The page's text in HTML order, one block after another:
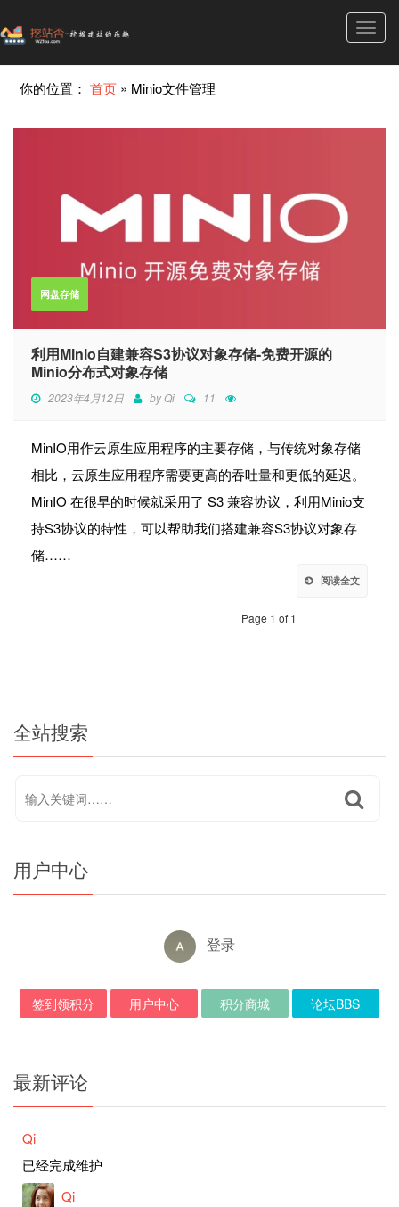
你的位置：首页 » Minio文件管理
网盘存储
利用Minio自建兼容S3协议对象存储-免费开源的
Minio分布式对象存储
2023年4月12日 byQi 11
MinIO用作云原生应用程序的主要存储，与传统对象存储
相比，云原生应用程序需要更高的吞吐量和更低的延迟。
MinIO 在很早的时候就采用了 S3 兼容协议，利用Minio支
持S3协议的特性，可以帮助我们搭建兼容S3协议对象存
储……
阅读全文
Page 1 of 1
全站搜索
用户中心
登录
签到领积分 用户中心 积分商城 论坛BBS
最新评论
Qi
已经完成维护
Qi